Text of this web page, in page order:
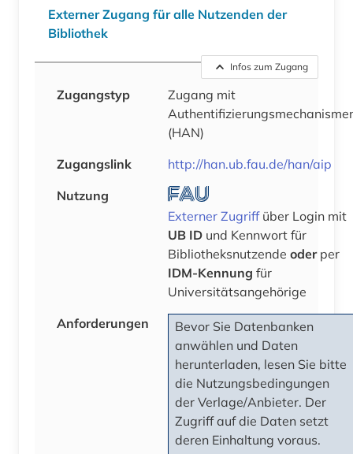
Externer Zugang für alle Nutzenden der
Bibliothek
Infos zum Zugang
Zugangstyp
Zugang mit
(HAN)
Zugangslink
http://han.ub.fau.de/han/aip
Nutzung
Externer Zugriffüber Login mit
UB ID und Kennwort für
Bibliotheksnutzende oderper
IDM-Kennung für
Universitätsangehörige
Anforderungen
Bevor Sie Datenbanken
anwählen und Daten
herunterladen, lesen Sie bitte
die Nutzungsbedingungen
der Verlage/Anbieter. Der
Zugriff auf die Daten setzt
deren Einhaltung voraus.